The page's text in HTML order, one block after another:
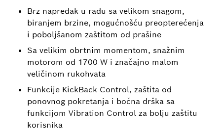
Brz napredak u radu sa velikom snagom,
biranjem brzine, mogućnošću preopterećenja
i poboljšanom zaštitom od prašine
Sa velikim obrtnim momentom, snažnim
motorom od 1700 W i značajno malom
veličinom rukohvata
Funkcije KickBack Control, zaštita od
ponovnog pokretanja i bočna drška sa
funkcijom Vibration Control za bolju zaštitu
korisnika